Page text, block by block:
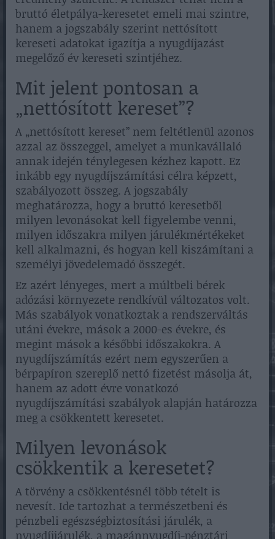
bruttó életpálya-keresetet emeli mai szintre,
hanem a jogszabály szerint nettósított
kereseti adatokat igazítja a nyugdíjazást
megelőző év kereseti szintjéhez.
Mit jelent pontosan a
„nettósított kereset”?
A „nettósított kereset” nem feltétlenül azonos
azzal az összeggel, amelyet a munkavállaló
annak idején ténylegesen kézhez kapott. Ez
inkább egy nyugdíjszámítási célra képzett,
szabályozott összeg. A jogszabály
meghatározza, hogy a bruttó keresetből
milyen levonásokat kell figyelembe venni,
milyen időszakra milyen járulékmértékeket
kell alkalmazni, és hogyan kell kiszámítani a
személyi jövedelemadó összegét.
Ez azért lényeges, mert a múltbeli bérek
adózási környezete rendkívül változatos volt.
Más szabályok vonatkoztak a rendszerváltás
utáni évekre, mások a 2000-es évekre, és
megint mások a későbbi időszakokra. A
nyugdíjszámítás ezért nem egyszerűen a
bérpapíron szereplő nettó fizetést másolja át,
hanem az adott évre vonatkozó
nyugdíjszámítási szabályok alapján határozza
meg a csökkentett keresetet.
Milyen levonások
csökkentik a keresetet?
A törvény a csökkentésnél több tételt is
nevesít. Ide tartozhat a természetbeni és
pénzbeli egészségbiztosítási járulék, a
nyugdíjjárulék, a magánnyugdíj-pénztári